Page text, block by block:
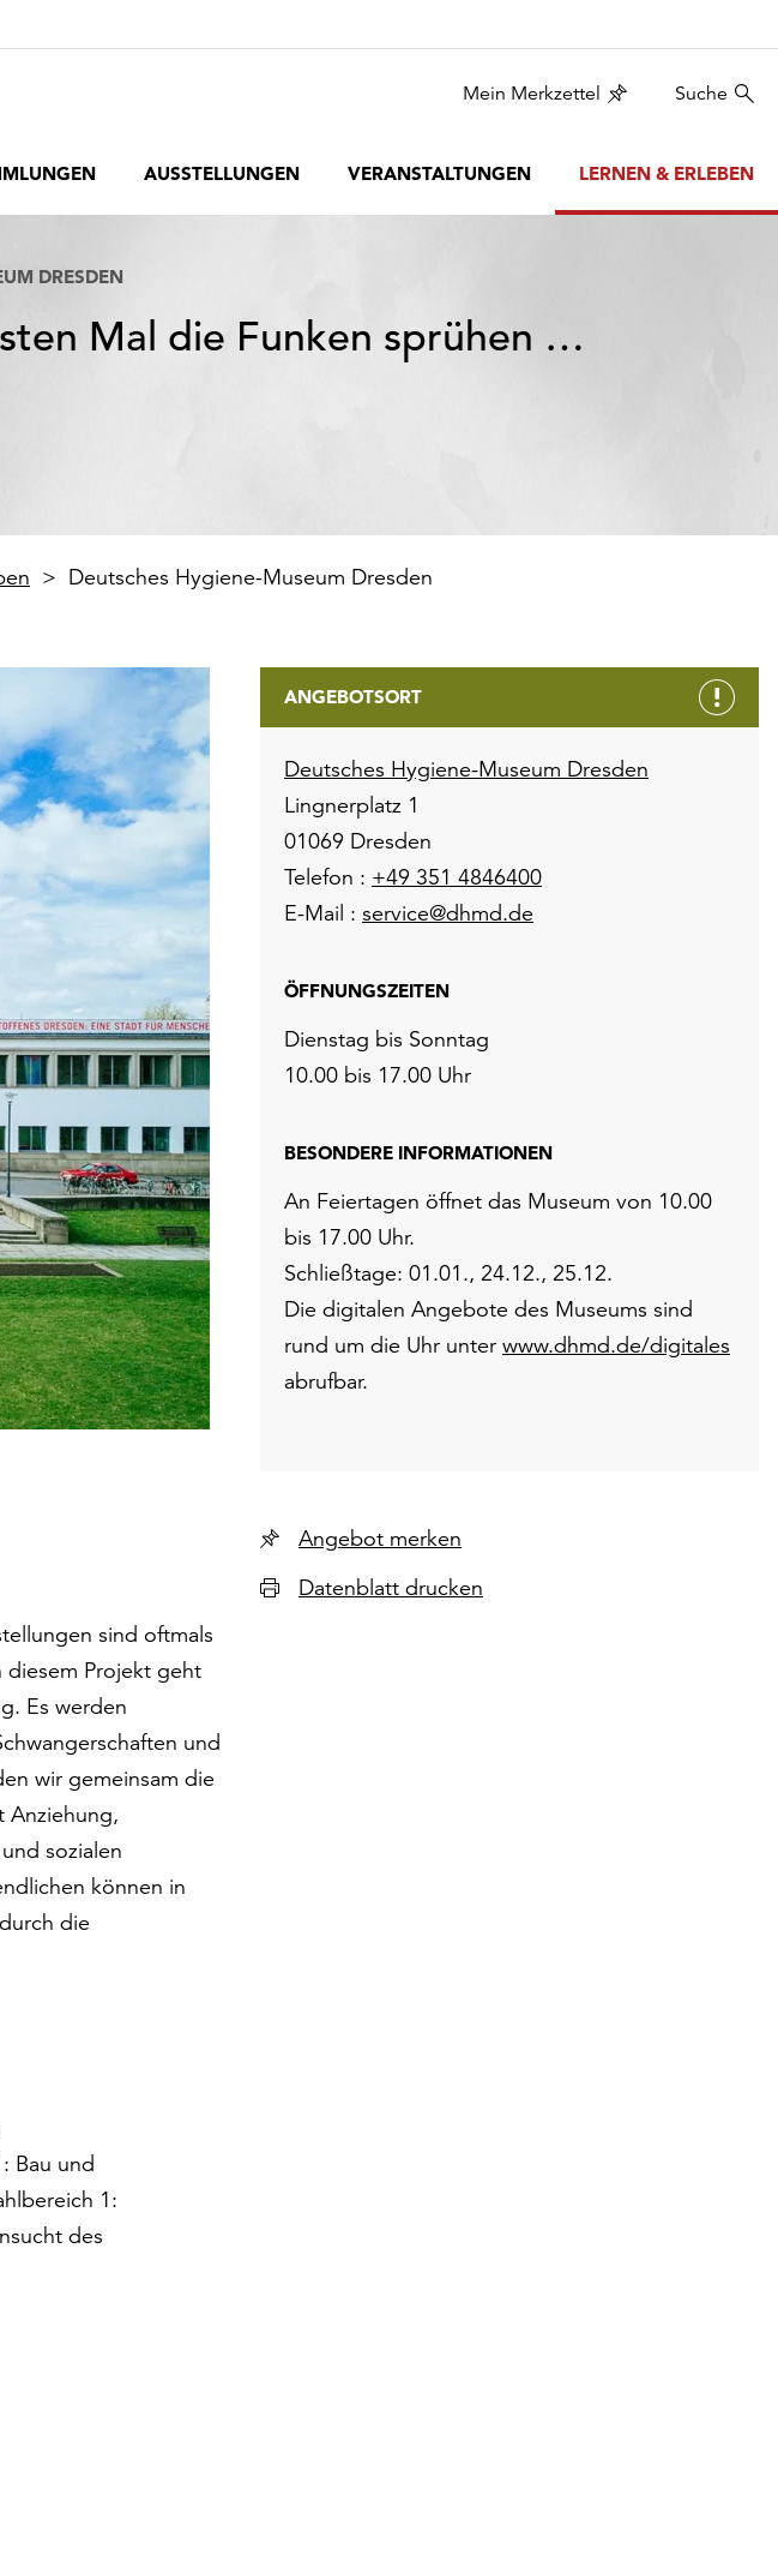
Mein Merkzettel Suche
AUSSTELLUNGEN VERANSTALTUNGEN LERNEN & ERLEBEN
DRESDEN
Mal die Funken sprühen …
Deutsches Hygiene-Museum Dresden
sind oftmals
Projekt geht
Es werden
und
wir gemeinsam die
Anziehung,
sozialen
können in
die
Bau und
1:
des
ANGEBOTSORT
Deutsches Hygiene-Museum Dresden
Lingnerplatz 1
01069 Dresden
Telefon : +49 351 4846400
E-Mail : service@dhmd.de
ÖFFNUNGSZEITEN
Dienstag bis Sonntag
10.00 bis 17.00 Uhr
BESONDERE INFORMATIONEN
An Feiertagen öffnet das Museum von 10.00
bis 17.00 Uhr.
Schließtage: 01.01., 24.12., 25.12.
Die digitalen Angebote des Museums sind
rund um die Uhr unter www.dhmd.de/digitales
abrufbar.
Angebot merken
Datenblatt drucken